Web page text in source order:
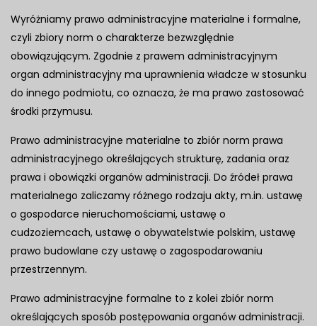
Wyróżniamy prawo administracyjne materialne i formalne,
czyli zbiory norm o charakterze bezwzględnie
obowiązującym. Zgodnie z prawem administracyjnym
organ administracyjny ma uprawnienia władcze w stosunku
do innego podmiotu, co oznacza, że ma prawo zastosować
środki przymusu.
Prawo administracyjne materialne to zbiór norm prawa
administracyjnego określających strukturę, zadania oraz
prawa i obowiązki organów administracji. Do źródeł prawa
materialnego zaliczamy różnego rodzaju akty, m.in. ustawę
o gospodarce nieruchomościami, ustawę o
cudzoziemcach, ustawę o obywatelstwie polskim, ustawę
prawo budowlane czy ustawę o zagospodarowaniu
przestrzennym.
Prawo administracyjne formalne to z kolei zbiór norm
określających sposób postępowania organów administracji.